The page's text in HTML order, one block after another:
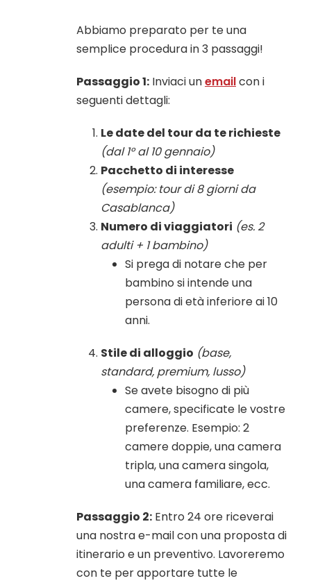
Abbiamo preparato per te una
semplice procedura in 3 passaggi!
Passaggio 1: Inviaci unemailcon i
seguenti dettagli:
Le date del tour da te richieste
(dal 1° al 10 gennaio)
Pacchetto di interesse
(esempio: tour di 8 giorni da
Casablanca)
Numero di viaggiatori (es. 2
adulti + 1 bambino)
Si prega di notare che per
bambino si intende una
persona di età inferiore ai 10
anni.
Stile di alloggio (base,
standard, premium, lusso)
Se avete bisogno di più
camere, specificate le vostre
preferenze. Esempio: 2
camere doppie, una camera
tripla, una camera singola,
una camera familiare, ecc.
Passaggio 2: Entro 24 ore riceverai
una nostra e-mail con una proposta di
itinerario e un preventivo. Lavoreremo
con te per apportare tutte le